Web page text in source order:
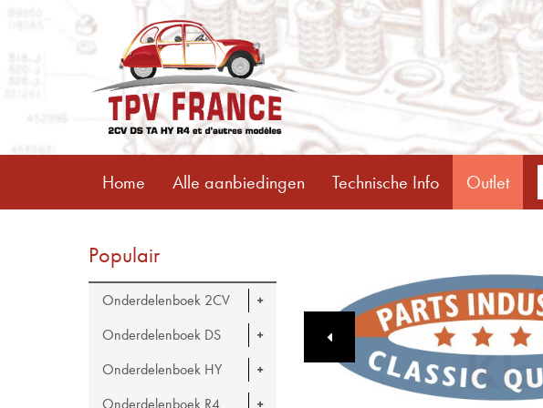
Home Alle aanbiedingen Technische Info Outlet
Populair
Onderdelenboek 2CV
Onderdelenboek DS
Onderdelenboek HY
Onderdelenboek R4